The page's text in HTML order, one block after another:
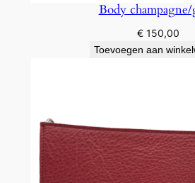
Body
€ 150,00
Toevoegen aan